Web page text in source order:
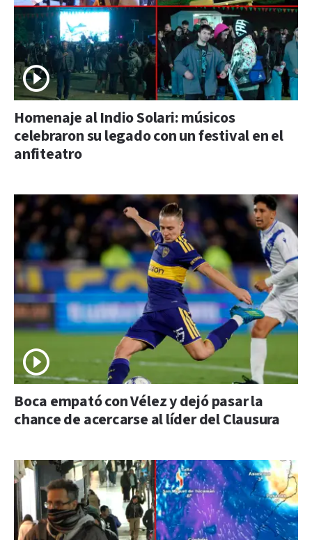
Homenaje al Indio Solari: músicos
celebraron su legado con un festival en el
anfiteatro
Boca empató con Vélez y dejó pasar la
chance de acercarse al líder del Clausura